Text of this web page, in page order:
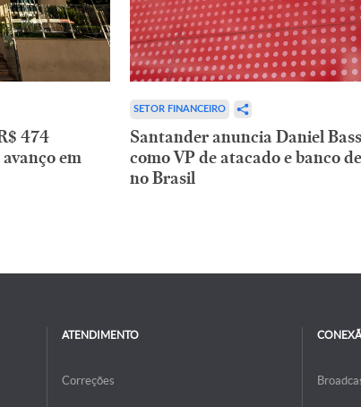
474
em
SETOR FINANCEIRO
Santander anuncia Daniel
como VP de atacado e banco
no Brasil
ATENDIMENTO
Correções